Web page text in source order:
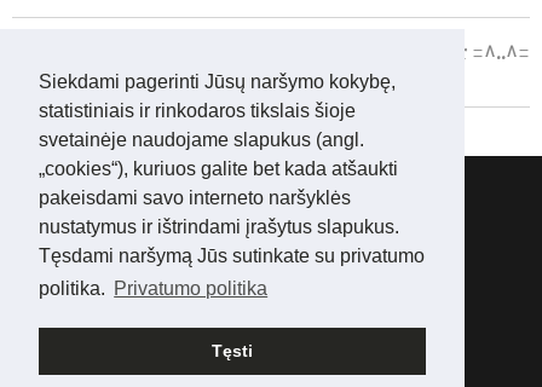
Siekdami pagerinti Jūsų naršymo kokybę,
statistiniais ir rinkodaros tikslais šioje
svetainėje naudojame slapukus (angl.
„cookies“), kuriuos galite bet kada atšaukti
pakeisdami savo interneto naršyklės
nustatymus ir ištrindami įrašytus slapukus.
Tęsdami naršymą Jūs sutinkate su privatumo
politika. Privatumo politika
Tęsti
Asta ir =^..^=
Abisinijos kačių veislynas:WONDERLIFE*LT
Tel.:+ 3706 05 16006
MesFacebook'e
Instagram'e
Languages